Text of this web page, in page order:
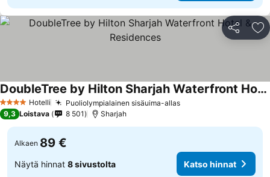
Jaa
4 Tähtiluokitus
Hotelli Puoliolympialainen sisäuima-allas
DoubleTree by Hilton Sharjah Waterfront Hotel & Residences
9,3 Loistava 8 501 Sharjah
Alkaen 89 €
Näytä hinnat 8 sivustolta Katso hinnat